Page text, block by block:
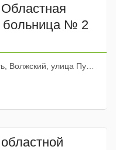
больница № 2
улица Пушкина, 32